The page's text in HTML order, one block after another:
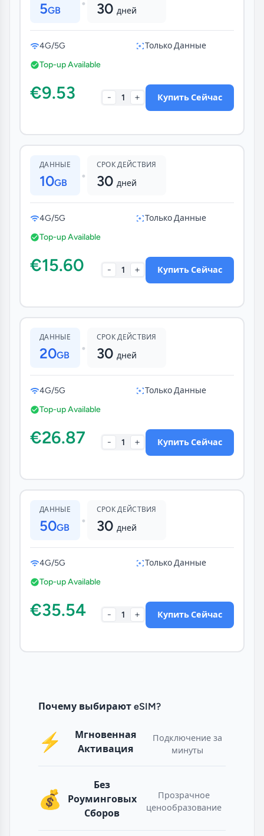
5GB 30 дней
4G/5G
Только Данные
Top-up Available
€9.53 - 1 + Купить Сейчас
ДАННЫЕ
10GB •
СРОК ДЕЙСТВИЯ
30 дней
4G/5G
Только Данные
Top-up Available
€15.60 - 1 + Купить Сейчас
ДАННЫЕ
20GB •
СРОК ДЕЙСТВИЯ
30 дней
4G/5G
Только Данные
Top-up Available
€26.87 - 1 + Купить Сейчас
ДАННЫЕ
50GB •
СРОК ДЕЙСТВИЯ
30 дней
4G/5G
Только Данные
Top-up Available
€35.54 - 1 + Купить Сейчас
Почему выбирают eSIM?
⚡
Мгновенная
Активация
Подключение за
минуты
💰
Без
Роуминговых
Сборов
Прозрачное
ценообразование